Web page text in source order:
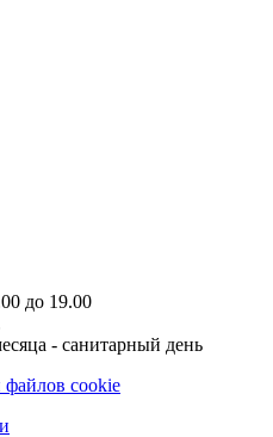
до 19.00
- санитарный день
файлов cookie